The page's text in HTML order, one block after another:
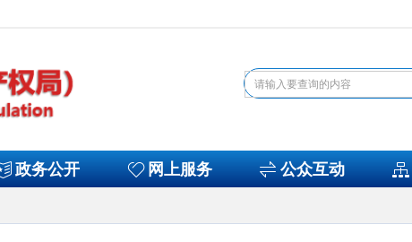
政务公开 网上服务 公众互动